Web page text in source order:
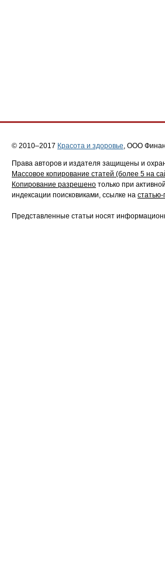
© 2010–2017 Красота и здоровье, ООО
Права авторов и издателя защищены и
Массовое копирование статей (более 5 на
Копирование разрешено только при
индексации поисковиками, ссылке на статью-
Представленные статьи носят